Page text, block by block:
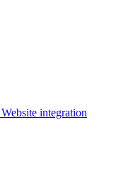
Website integration